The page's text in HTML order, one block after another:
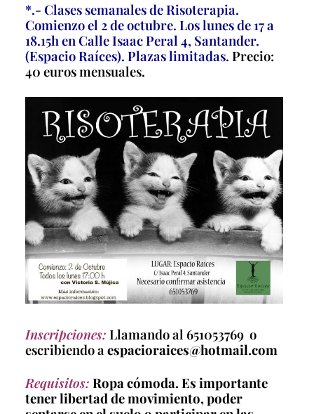
*.- Clases semanales de Risoterapia.
Comienzo el 2 de octubre. Los lunes de 17 a
18.15h en Calle Isaac Peral 4, Santander.
(Espacio Raíces). Plazas limitadas. Precio:
40 euros mensuales.
Inscripciones: Llamando al 651053769 o
escribiendo a espacioraices@hotmail.com
Requisitos: Ropa cómoda. Es importante
tener libertad de movimiento, poder